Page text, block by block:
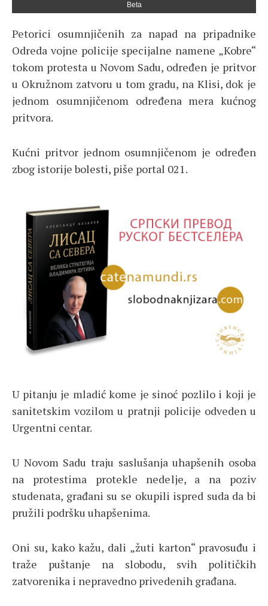
Beta
Petorici osumnjičenih za napad na pripadnike
Odreda vojne policije specijalne namene „Kobre“
tokom protesta u Novom Sadu, određen je pritvor
u Okružnom zatvoru u tom gradu, na Klisi, dok je
jednom osumnjičenom određena mera kućnog
pritvora.
Kućni pritvor jednom osumnjičenom je određen
zbog istorije bolesti, piše portal 021.
U pitanju je mladić kome je sinoć pozlilo i koji je
sanitetskim vozilom u pratnji policije odveden u
Urgentni centar.
U Novom Sadu traju saslušanja uhapšenih osoba
na protestima protekle nedelje, a na poziv
studenata, građani su se okupili ispred suda da bi
pružili podršku uhapšenima.
Oni su, kako kažu, dali „žuti karton“ pravosuđu i
traže puštanje na slobodu, svih političkih
zatvorenika i nepravedno privedenih građana.